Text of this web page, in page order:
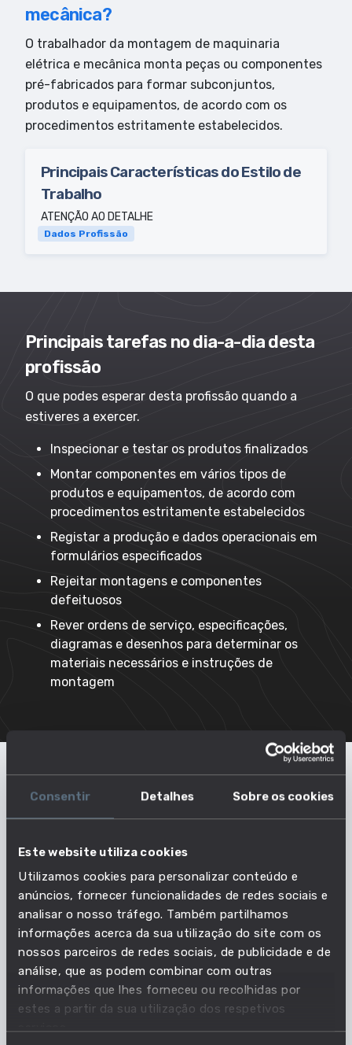
Consentir Detalhes Sobre os cookies
Este website utiliza cookies
Utilizamos cookies para personalizar conteúdo e
anúncios, fornecer funcionalidades de redes sociais e
analisar o nosso tráfego. Também partilhamos
informações acerca da sua utilização do site com os
nossos parceiros de redes sociais, de publicidade e de
análise, que as podem combinar com outras
informações que lhes forneceu ou recolhidas por
estes a partir da sua utilização dos respetivos
serviços.
mecânica?
O trabalhador da montagem de maquinaria
elétrica e mecânica monta peças ou componentes
pré-fabricados para formar subconjuntos,
produtos e equipamentos, de acordo com os
procedimentos estritamente estabelecidos.
Principais Características do Estilo de
Trabalho
ATENÇÃO AO DETALHE
Dados Profissão
Principais tarefas no dia-a-dia desta
profissão
O que podes esperar desta profissão quando a
estiveres a exercer.
Inspecionar e testar os produtos finalizados
Montar componentes em vários tipos de
produtos e equipamentos, de acordo com
procedimentos estritamente estabelecidos
Registar a produção e dados operacionais em
formulários especificados
Rejeitar montagens e componentes
defeituosos
Rever ordens de serviço, especificações,
diagramas e desenhos para determinar os
materiais necessários e instruções de
montagem
Profissões relacionadas
Montador de aeronaves
Montador de bicicletas